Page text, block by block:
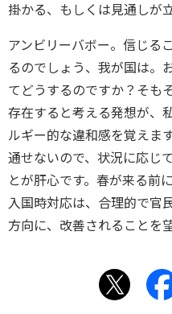
掛かる、もしくは見通しが
アンビリーバボー。信じる
るのでしょう、我が国は。
てどうするのですか？そも
存在すると考える発想が、
ルギー的な違和感を覚えま
通せないので、状況に応じ
とが肝心です。春が来る前
入国時対応は、合理的で官
方向に、改善されることを望